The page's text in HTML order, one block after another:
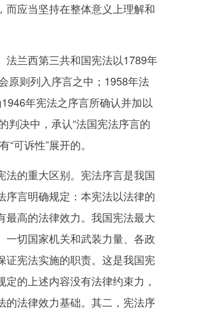
应当坚持在整体意义上理解和
兰西第三共和国宪法以1789年
原则列入序言之中；1958年法
年宪法之序言所确认并加以
判决中，承认“法国宪法序言的
可诉性”展开的。
的重大区别。宪法序言是我国
序言明确规定：本宪法以法律的
最高的法律效力。我国宪法最大
一切国家机关和武装力量、各政
证宪法实施的职责。这是我国宪
的上述内容没有法律约束力，
的法律效力基础。其二，宪法序